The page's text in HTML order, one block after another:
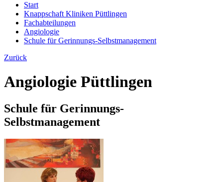
Start
Knappschaft Kliniken Püttlingen
Fachabteilungen
Angiologie
Schule für Gerinnungs-Selbstmanagement
Zurück
Angiologie Püttlingen
Schule für Gerinnungs-
Selbstmanagement